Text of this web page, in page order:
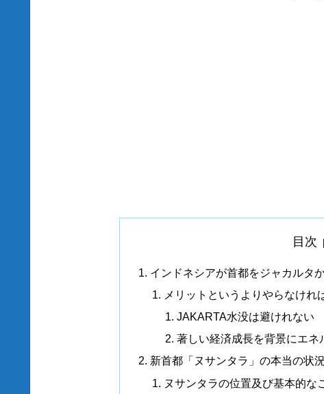
目次
インドネシアが首都をジャカルタ
メリットというよりやらなけれ
JAKARTA水没は避けれない
著しい経済成長を背景にエネ
新首都「ヌサンタラ」の本当の状
ヌサンタラの位置及び基本的な